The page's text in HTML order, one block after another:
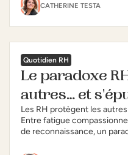
CATHERINE TESTA
Quotidien RH
Le paradoxe
autres… et
Les RH protègent les
Entre fatigue
de reconnaissance, un